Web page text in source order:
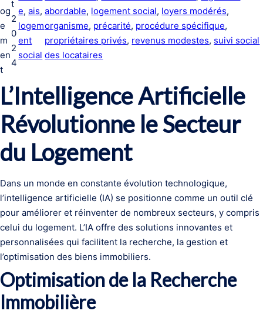
og
e
m
en
t
t
2
0
2
4
e, ais ,
logem
ent
social
abordable, logement social, loyers modérés
organisme, précarité, procédure spécifique
propriétaires privés, revenus modestes, suivi social
des locataires
L’Intelligence Artificielle
Révolutionne le Secteur
du Logement
Dans un monde en constante évolution technologique,
l’intelligence artificielle (IA) se positionne comme un outil clé
pour améliorer et réinventer de nombreux secteurs, y compris
celui du logement. L’IA offre des solutions innovantes et
personnalisées qui facilitent la recherche, la gestion et
l’optimisation des biens immobiliers.
Optimisation de la Recherche
Immobilière